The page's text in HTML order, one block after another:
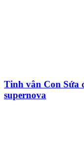
Tinh vân Con Sứa
supernova